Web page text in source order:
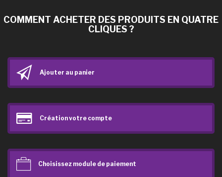
COMMENT ACHETER DES PRODUITS EN QUATRE
CLIQUES ?
Ajouter au panier
Création votre compte
Choisissez module de paiement